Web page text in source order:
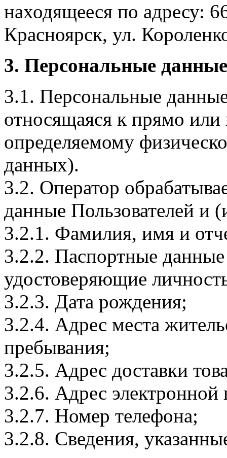
находящееся по адресу:
Красноярск, ул.
3. Персональные
3.1. Персональные
относящаяся к прямо
определяемому
данных).
3.2. Оператор
данные Пользователей и
3.2.1. Фамилия, имя и
3.2.2. Паспортные
удостоверяющие
3.2.3. Дата рождения;
3.2.4. Адрес места
пребывания;
3.2.5. Адрес доставки
3.2.6. Адрес электронной
3.2.7. Номер телефона;
3.2.8. Сведения,